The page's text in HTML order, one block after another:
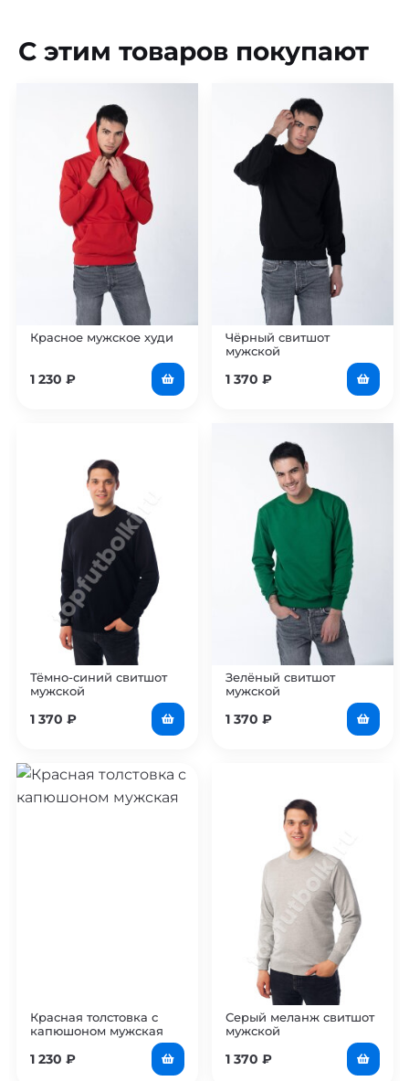
С этим товаров покупают
Красное мужское худи
1 230 ₽
Чёрный свитшот
мужской
1 370 ₽
Тёмно-синий свитшот
мужской
1 370 ₽
Зелёный свитшот
мужской
1 370 ₽
Красная толстовка с
капюшоном мужская
1 230 ₽
Серый меланж свитшот
мужской
1 370 ₽